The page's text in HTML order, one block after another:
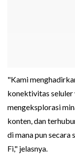
"Kami
konektivitas seluler
mengeksplorasi
konten, dan
di mana pun secara
Fi," jelasnya.